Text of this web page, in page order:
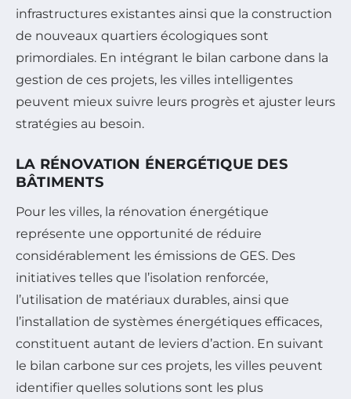
infrastructures existantes ainsi que la construction
de nouveaux quartiers écologiques sont
primordiales. En intégrant le bilan carbone dans la
gestion de ces projets, les villes intelligentes
peuvent mieux suivre leurs progrès et ajuster leurs
stratégies au besoin.
LA RÉNOVATION ÉNERGÉTIQUE DES
BÂTIMENTS
Pour les villes, la rénovation énergétique
représente une opportunité de réduire
considérablement les émissions de GES. Des
initiatives telles que l’isolation renforcée,
l’utilisation de matériaux durables, ainsi que
l’installation de systèmes énergétiques efficaces,
constituent autant de leviers d’action. En suivant
le bilan carbone sur ces projets, les villes peuvent
identifier quelles solutions sont les plus